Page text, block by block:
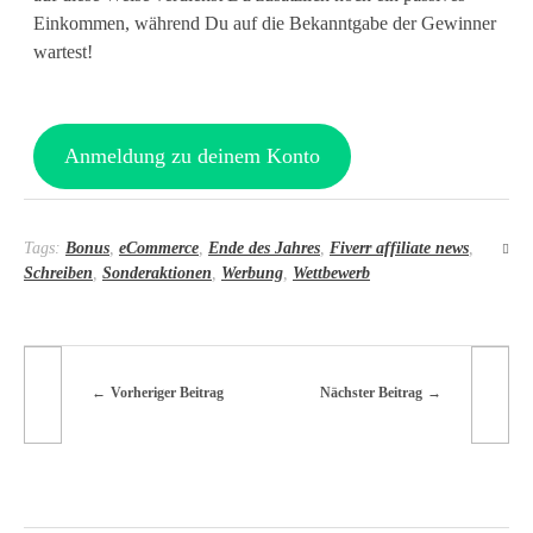
s
e
g
e
n
e
Einkommen, während Du auf die Bekanntgabe der Gewinner
wartest!
Anmeldung zu deinem Konto
Tags: Bonus eCommerce Ende des Jahres Fiverr affiliate news
Schreiben Sonderaktionen Werbung Wettbewerb
Vorheriger Beitrag Nächster Beitrag